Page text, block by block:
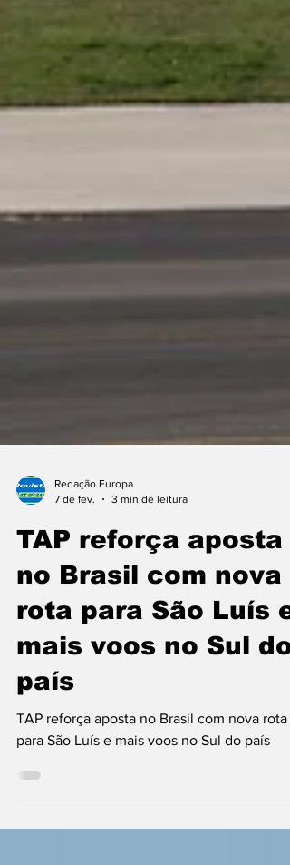
Redação Europa
7 de fev.
3 min de leitura
TAP reforça aposta
no Brasil com nova
rota para São Luís e
mais voos no Sul do
país
TAP reforça aposta no Brasil com nova rota